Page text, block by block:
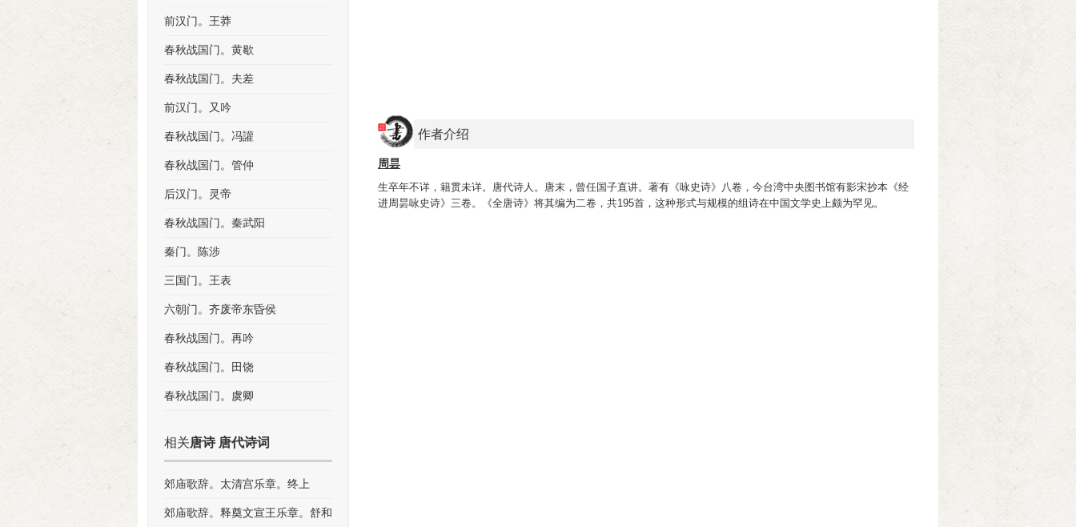
作者介绍
周昙
生卒年不详，籍贯未详。唐代诗人。唐末，曾任国子直讲。著有《咏史诗》八卷，今台湾中央图书馆有影宋抄本《经
进周昙咏史诗》三卷。《全唐诗》将其编为二卷，共195首，这种形式与规模的组诗在中国文学史上颇为罕见。
前汉门。王莽
春秋战国门。黄歇
春秋战国门。夫差
前汉门。又吟
春秋战国门。冯讙
春秋战国门。管仲
后汉门。灵帝
春秋战国门。秦武阳
秦门。陈涉
三国门。王表
六朝门。齐废帝东昏侯
春秋战国门。再吟
春秋战国门。田饶
春秋战国门。虞卿
相关唐诗 唐代诗词
郊庙歌辞。太清宫乐章。终上
郊庙歌辞。释奠文宣王乐章。舒和